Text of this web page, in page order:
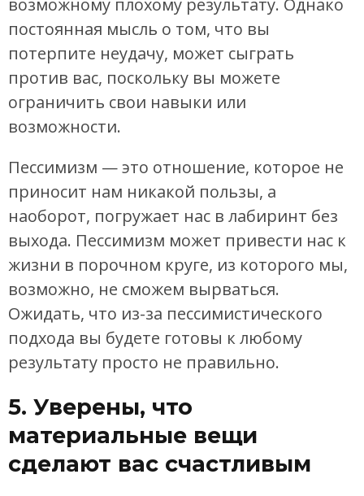
постоянная мысль о том, что вы
потерпите неудачу, может сыграть
против вас, поскольку вы можете
ограничить свои навыки или
возможности.
Пессимизм — это отношение, которое не
приносит нам никакой пользы, а
наоборот, погружает нас в лабиринт без
выхода. Пессимизм может привести нас к
жизни в порочном круге, из которого мы,
возможно, не сможем вырваться.
Ожидать, что из-за пессимистического
подхода вы будете готовы к любому
результату просто не правильно.
5. Уверены, что
материальные вещи
сделают вас счастливым